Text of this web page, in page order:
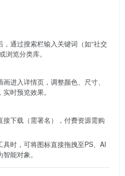
，通过搜索栏输入关键词（如“社交
浏览分类库。
画进入详情页，调整颜色、尺寸、
时预览效果。
接下载（需署名），付费资源需购
具时，可将图标直接拖拽至PS、AI
能对象。